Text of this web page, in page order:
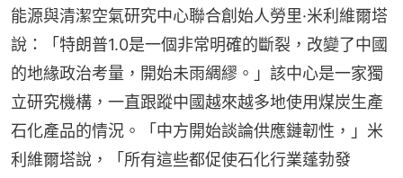
能源與清潔空氣研究中心聯合創始人勞里·米利維爾塔
說：「特朗普1.0是一個非常明確的斷裂，改變了中國
的地緣政治考量，開始未雨綢繆。」該中心是一家獨
立研究機構，一直跟蹤中國越來越多地使用煤炭生產
石化產品的情況。「中方開始談論供應鏈韌性，」米
利維爾塔說，「所有這些都促使石化行業蓬勃發